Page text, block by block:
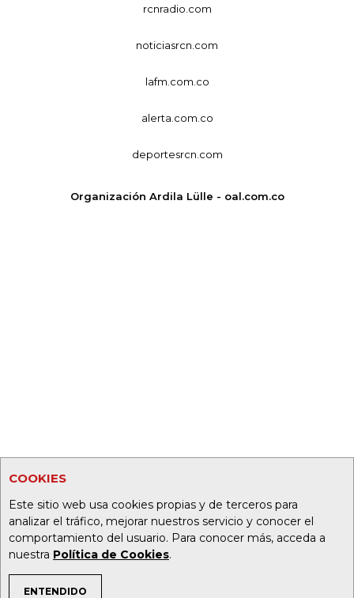
COOKIES
Este sitio web usa cookies propias y de terceros para
analizar el tráfico, mejorar nuestros servicio y conocer el
comportamiento del usuario. Para conocer más, acceda a
nuestra Política de Cookies.
ENTENDIDO
rcnradio.com
noticiasrcn.com
lafm.com.co
alerta.com.co
deportesrcn.com
Organización Ardila Lülle - oal.com.co